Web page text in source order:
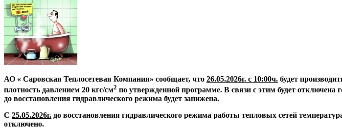
АО « Саровская Теплосетевая Компания» сообщает, что 26.05.2026г. с 10:00ч. будет
плотность давлением 20 кгс/см2 по утвержденной программе. В связи с этим будет отключена
до восстановления гидравлического режима будет занижена.
С 25.05.2026г. до восстановления гидравлического режима работы тепловых сетей
отключено.